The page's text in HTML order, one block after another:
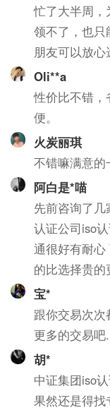
忙了大半周
领不了，也
朋友可以放心
Oli**a
性价比不错
便。
火炭丽琪
不错嘛满意的
阿白是*喵
先前咨询了
认证公司iso
通很好有耐
的比选择贵
宝*
跟你交易次
更多的交易吧
胡*
中证集团iso
果然还是得